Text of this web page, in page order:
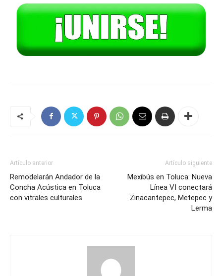
Artículo anterior
Remodelarán Andador de la
Concha Acústica en Toluca
con vitrales culturales
Artículo siguiente
Mexibús en Toluca: Nueva
Línea VI conectará
Zinacantepec, Metepec y
Lerma